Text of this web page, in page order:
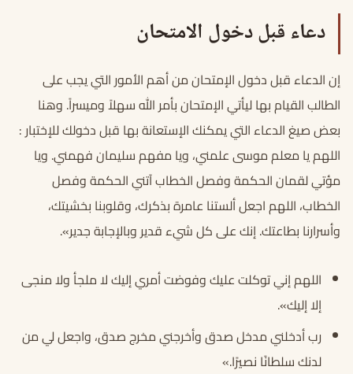
دعاء قبل دخول الامتحان
إن الدعاء قبل دخول الإمتحان من أهم الأمور التي يجب على
الطالب القيام بها ليأتي الإمتحان بأمر الله سهلاً وميسراً. وهنا
بعض صيغ الدعاء التي يمكنك الإستعانة بها قبل دخولك للإختبار :
اللهم يا معلم موسى علمني، ويا مفهم سليمان فهمني. ويا
مؤتي لقمان الحكمة وفصل الخطاب آتني الحكمة وفصل
الخطاب، اللهم اجعل ألستنا عامرة بذكرك، وقلوبنا بخشيتك،
وأسرارنا بطاعتك. إنك على كل شيء قدير وبالإجابة جدير».
اللهم إني توكلت عليك وفوضت أمري إليك لا ملجأ ولا منجى
إلا إليك».
رب أدخلني مدخل صدق وأخرجني مخرج صدق، واجعل لي من
لدنك سلطانًا نصيرًا.»